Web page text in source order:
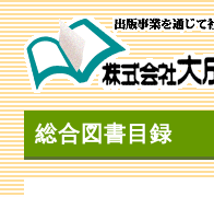
総合図書目録